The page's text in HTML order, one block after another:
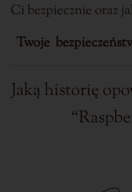
Ci bezpiecznie oraz
Twoje
Jaką historię